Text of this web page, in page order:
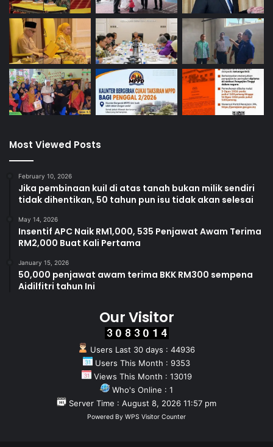
Most Viewed Posts
February 10, 2026
Jika pembinaan kuil di atas tanah bukan milik sendiri
tidak dihentikan, 50 tahun pun isu tidak akan selesai
May 14, 2026
Insentif APC Naik RM1,000, 535 Penjawat Awam Terima
RM2,000 Buat Kali Pertama
January 15, 2026
50,000 penjawat awam terima BKK RM300 sempena
Aidilfitri tahun Ini
Our Visitor
Users Last 30 days : 44936
Users This Month : 9353
Views This Month : 13019
Who's Online : 1
Server Time : August 8, 2026 11:57 pm
Powered By WPS Visitor Counter